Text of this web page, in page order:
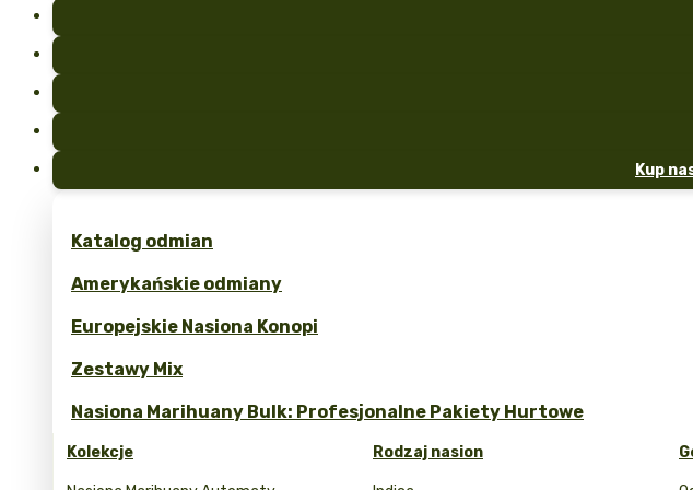
Kup
Katalog odmian
Amerykańskie odmiany
Europejskie Nasiona Konopi
Zestawy Mix
Nasiona Marihuany Bulk: Profesjonalne Pakiety Hurtowe
Kolekcje Rodzaj nasion